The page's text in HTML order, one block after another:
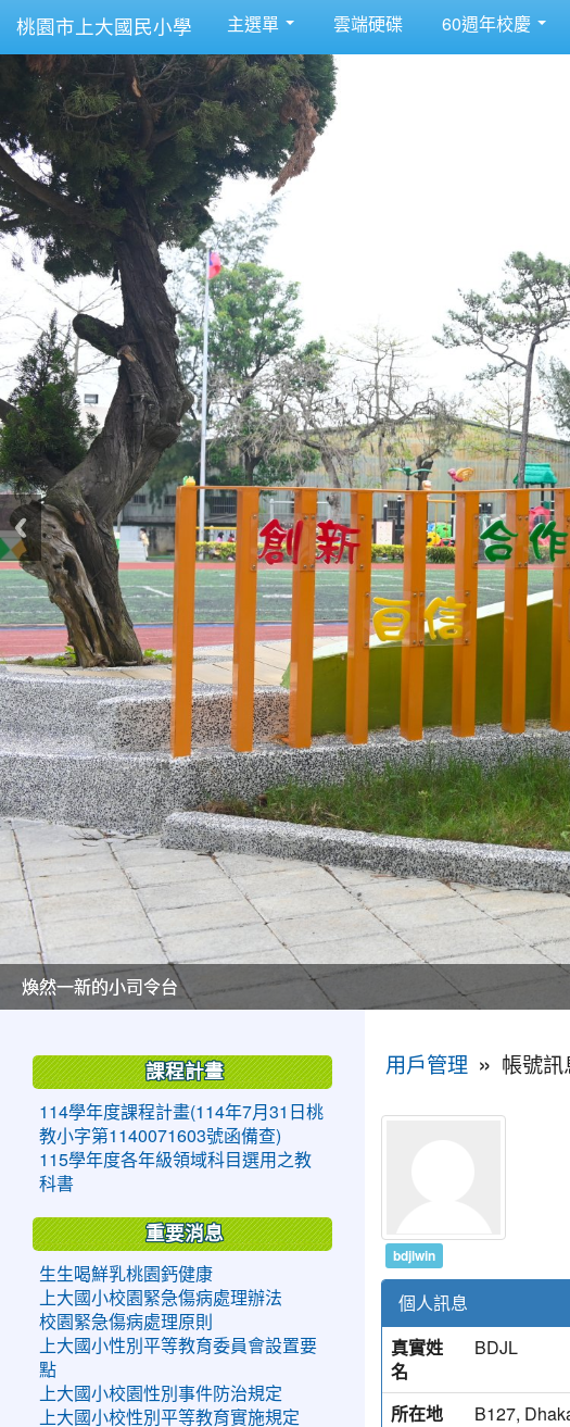
桃園市上大國民小學 主選單 雲端硬碟 60週年校慶
美麗的操場是我們活力的來源
美麗的操場是我們活力的來源
煥然一新的小司令台
煥然一新的小司令台
富含桃園埤塘田園風光意象的中廊
富含桃園埤塘田園風光意象的中廊
嶄新的中庭廣場
嶄新的中庭廣場
水生池生生不息
水生池生生不息
用戶管理 » 帳號訊
bdjlwin
個人訊息
真實姓
名
BDJL
所在地
B127,
課程計畫
114學年度課程計畫(114年7月31日桃
教小字第1140071603號函備查)
115學年度各年級領域科目選用之教
科書
重要消息
生生喝鮮乳桃園鈣健康
上大國小校園緊急傷病處理辦法
校園緊急傷病處理原則
上大國小性別平等教育委員會設置要
點
上大國小校園性別事件防治規定
上大國小校性別平等教育實施規定